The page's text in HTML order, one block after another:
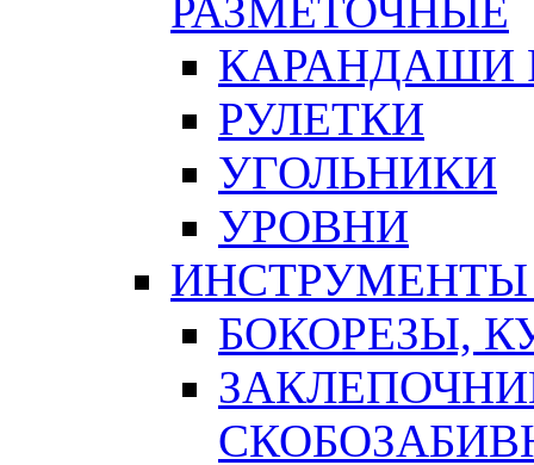
РАЗМЕТОЧНЫЕ
КАРАНДАШИ
РУЛЕТКИ
УГОЛЬНИКИ
УРОВНИ
БОКОРЕЗЫ,